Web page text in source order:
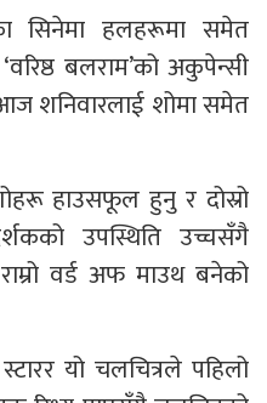
सिनेमा हलहरूमा समेत
बलराम’को अकुपेन्सी
शनिवारलाई शोमा समेत
हाउसफूल हुनु र दोस्रो
उपस्थिति उच्चसँगै
वर्ड अफ माउथ बनेको
यो चलचित्रले पहिलो